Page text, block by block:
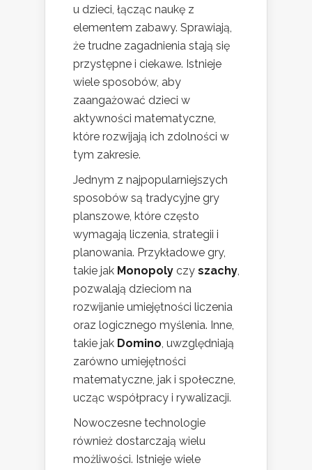
u dzieci, łącząc naukę z
elementem zabawy. Sprawiają,
że trudne zagadnienia stają się
przystępne i ciekawe. Istnieje
wiele sposobów, aby
zaangażować dzieci w
aktywności matematyczne,
które rozwijają ich zdolności w
tym zakresie.
Jednym z najpopularniejszych
sposobów są tradycyjne gry
planszowe, które często
wymagają liczenia, strategii i
planowania. Przykładowe gry,
takie jak Monopoly czy szachy,
pozwalają dzieciom na
rozwijanie umiejętności liczenia
oraz logicznego myślenia. Inne,
takie jak Domino, uwzględniają
zarówno umiejętności
matematyczne, jak i społeczne,
ucząc współpracy i rywalizacji.
Nowoczesne technologie
również dostarczają wielu
możliwości. Istnieje wiele